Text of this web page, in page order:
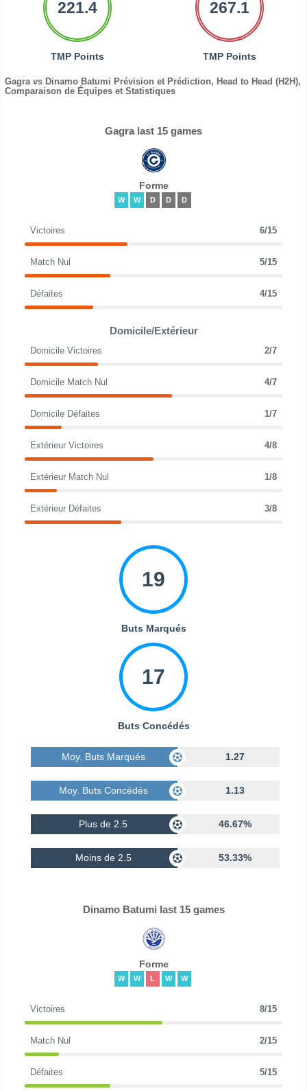
221.4
TMP Points
267.1
TMP Points
Gagra vs Dinamo Batumi Prévision et Prédiction, Head to Head (H2H),
Comparaison de Équipes et Statistiques
Gagra last 15 games
Forme
W W D D D
Victoires 6/15
Match Nul 5/15
Défaites 4/15
Domicile/Extérieur
Domicile Victoires 2/7
Domicile Match Nul 4/7
Domicile Défaites 1/7
Extérieur Victoires 4/8
Extérieur Match Nul 1/8
Extérieur Défaites 3/8
19
Buts Marqués
17
Buts Concédés
Moy. Buts Marqués 1.27
Moy. Buts Concédés 1.13
Plus de 2.5 46.67%
Moins de 2.5 53.33%
Dinamo Batumi last 15 games
Forme
W W L W W
Victoires 8/15
Match Nul 2/15
Défaites 5/15